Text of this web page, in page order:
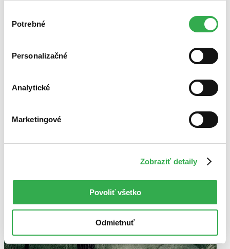
nám pomohlo, keby sme mohli používať všetky tieto
súhlasu
Potrebné
Personalizačné
Analytické
Marketingové
Zobraziť detaily
Povoliť všetko
Odmietnuť